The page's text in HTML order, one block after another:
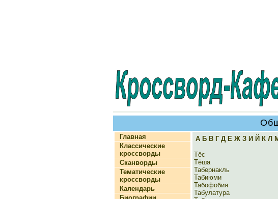
Главная
Классические
кроссворды
Сканворды
Тематические
кроссворды
Календарь
А Б В Г Д Е Ж З И Й К Л
Тёс
Тёша
Табернакль
Табиюми
Табофобия
Табулатура